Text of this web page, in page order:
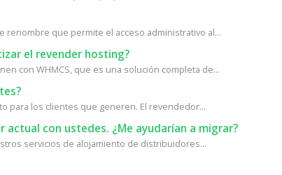
renombre que permite el acceso administrativo al...
el revender hosting?
con WHMCS, que es una solución completa de...
para los clientes que generen. El revendedor...
con ustedes. ¿Me ayudarían a migrar?
servicios de alojamiento de distribuidores...